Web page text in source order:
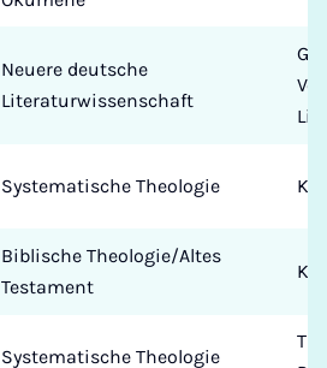
Neuere deutsche
Literaturwissenschaft
Systematische Theologie
Biblische Theologie/Altes
Testament
Systematische Theologie